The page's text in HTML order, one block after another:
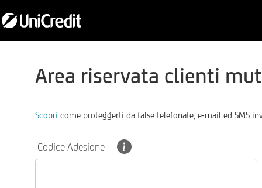
Area riservata clienti
Scopri come proteggerti da false telefonate, e-mail ed SMS